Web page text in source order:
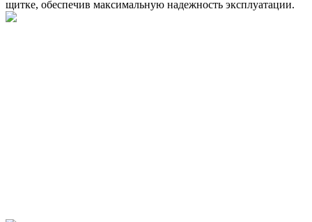
щитке, обеспечив максимальную надежность эксплуатации.